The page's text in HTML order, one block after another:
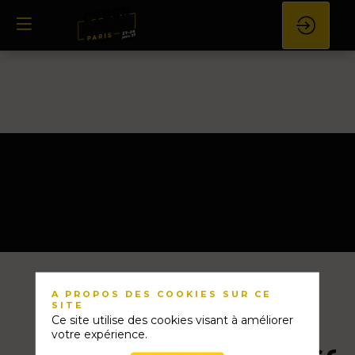
A PROPOS DES COOKIES SUR CE
SITE
Ce site utilise des cookies visant à améliorer
votre expérience.